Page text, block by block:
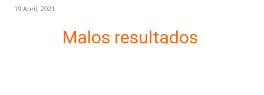
19 April, 2021
Malos resultados